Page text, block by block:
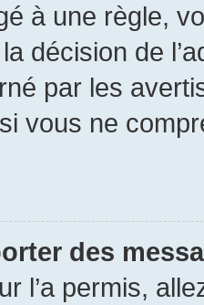
à une règle,
décision de
par les
vous ne
des
l’a permis,